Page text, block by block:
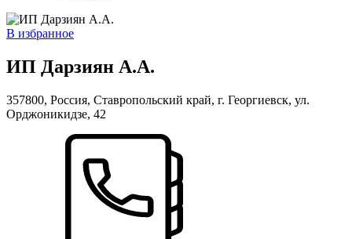
В избранное
ИП Дарзиян А.А.
357800, Россия, Ставропольский край, г. Георгиевск, ул.
Орджоникидзе, 42